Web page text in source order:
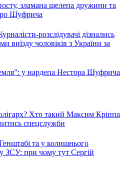
зламана щелепа дружини та
Шуфрича
розслідувачі дізнались
виїзду чоловіків з України за
у нардепа Нестора Шуфрича
Хто такий Максим Кріппа
спецслужби
та у колишнього
ЗСУ: при чому тут Сергій